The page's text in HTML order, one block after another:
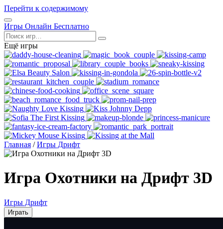
Перейти к содержимому
Открыть
меню
Игры Онлайн Бесплатно
Поиск
Ещё игры
Главная / Игры Дрифт
Игра Охотники на Дрифт 3D
Игры Дрифт
Играть